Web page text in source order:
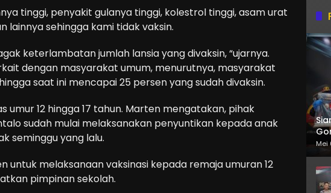
tinggi, penyakit gulanya tinggi, kolestrol tinggi, asam urat
lainnya sehingga kami tidak vaksin.
keterlambatan jumlah lansia yang divaksin, “ujarnya.
dengan masyarakat umum, menurutnya, masyarakat
saat ini mencapai 25 persen yang sudah divaksin.
umur 12 hingga 17 tahun. Marten mengatakan, pihak
sudah mulai melaksanakan penyuntikan kepada anak
seminggu yang lalu.
untuk melaksanaan vaksinasi kepada remaja umuran 12
pimpinan sekolah.
Mei